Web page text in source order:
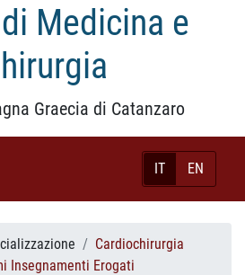
Medicina e
Graecia di Catanzaro
IT EN
Cardiochirurgia
Insegnamenti Erogati